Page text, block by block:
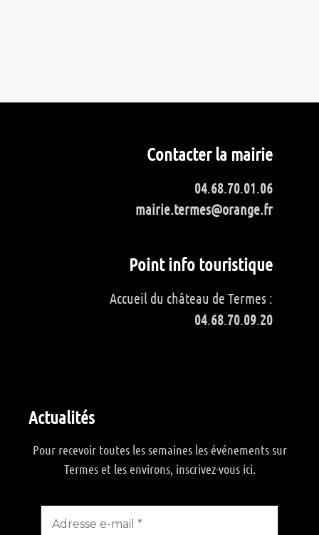
Contacter la mairie
04.68.70.01.06
mairie.termes@orange.fr
Point info touristique
Accueil du château de Termes :
04.68.70.09.20
Actualités
Pour recevoir toutes les semaines les événements sur
Termes et les environs, inscrivez-vous ici.